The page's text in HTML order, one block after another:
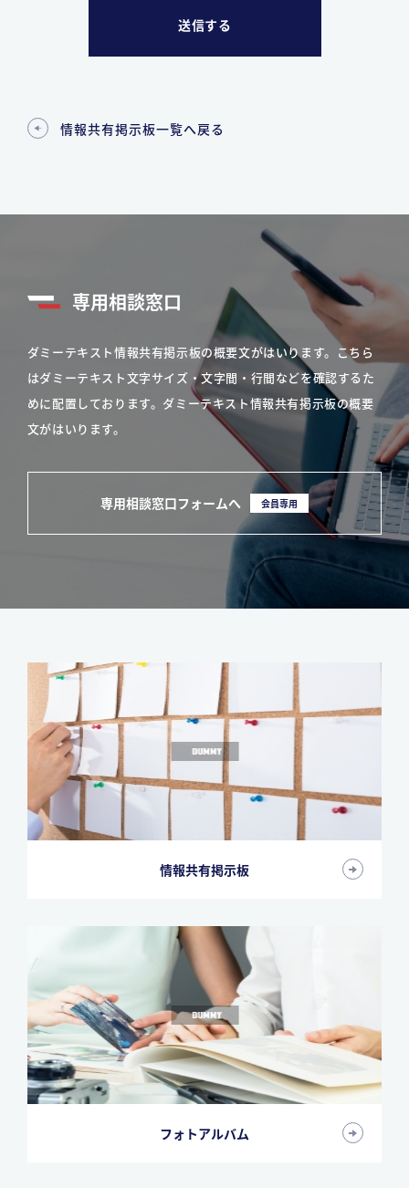
情報共有掲示板一覧へ戻る
専用相談窓口
ダミーテキスト情報共有掲示板の概要文がはいります。こちら
はダミーテキスト文字サイズ・文字間・行間などを確認するた
めに配置しております。ダミーテキスト情報共有掲示板の概要
文がはいります。
専用相談窓口フォームへ 会員専用
情報共有掲示板
フォトアルバム